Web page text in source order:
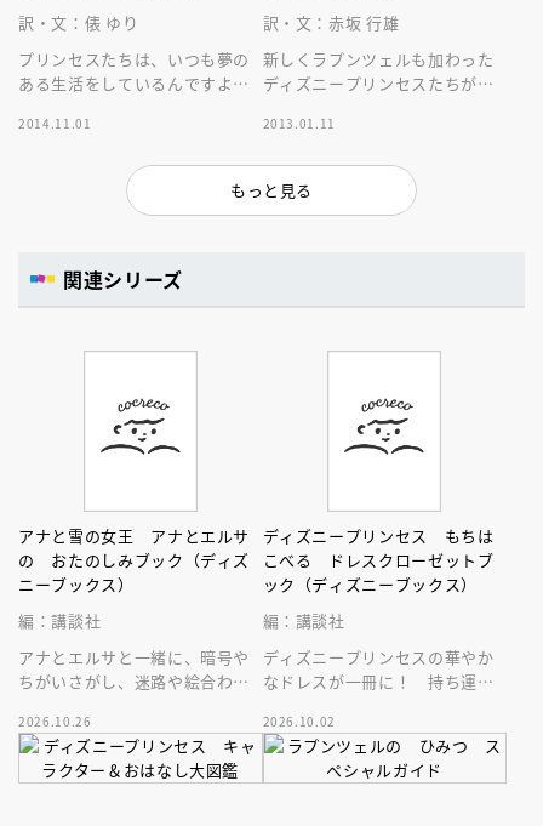
訳・文：俵 ゆり
プリンセスたちは、いつも夢の
ある生活をしているんですよ。
のある日をこっそりのぞいてみ
2014.11.01
訳・文：赤坂 行雄
新しくラプンツェルも加わった
ディズニープリンセスたちが、
登場！ ぜんぶ、さがしだせる
2013.01.11
もっと見る
関連シリーズ
アナと雪の女王 アナとエルサ
の おたのしみブック（ディズ
ニーブックス）
編：講談社
アナとエルサと一緒に、暗号や
ちがいさがし、迷路や絵合わせ
けにもおうち遊びにも♪
2026.10.26
ディズニープリンセス もちは
こべる ドレスクローゼットブ
ック（ディズニーブックス）
編：講談社
ディズニープリンセスの華やか
なドレスが一冊に！ 持ち運び
本。扉を開いて素敵なドレスの
世界へ♪
2026.10.02